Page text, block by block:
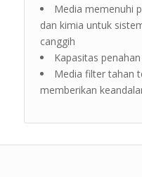
Media memenuhi
dan kimia untuk
canggih
Kapasitas
Media filter tahan
memberikan